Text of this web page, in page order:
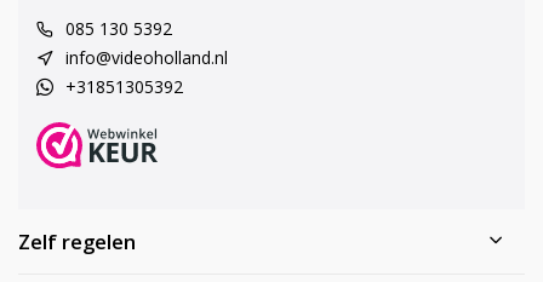
085 130 5392
info@videoholland.nl
+31851305392
Zelf regelen